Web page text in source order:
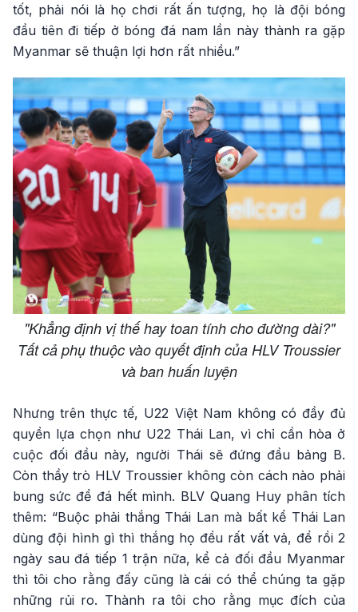
tốt, phải nói là họ chơi rất ấn tượng, họ là đội bóng
đầu tiên đi tiếp ở bóng đá nam lần này thành ra gặp
Myanmar sẽ thuận lợi hơn rất nhiều.”
"Khẳng định vị thế hay toan tính cho đường dài?"
Tất cả phụ thuộc vào quyết định của HLV Troussier
và ban huấn luyện
Nhưng trên thực tế, U22 Việt Nam không có đầy đủ
quyền lựa chọn như U22 Thái Lan, vì chỉ cần hòa ở
cuộc đối đầu này, người Thái sẽ đứng đầu bảng B.
Còn thầy trò HLV Troussier không còn cách nào phải
bung sức để đá hết mình. BLV Quang Huy phân tích
thêm: “Buộc phải thắng Thái Lan mà bất kể Thái Lan
dùng đội hình gì thì thắng họ đều rất vất vả, để rồi 2
ngày sau đá tiếp 1 trận nữa, kể cả đối đầu Myanmar
thì tôi cho rằng đấy cũng là cái có thể chúng ta gặp
những rủi ro. Thành ra tôi cho rằng mục đích của